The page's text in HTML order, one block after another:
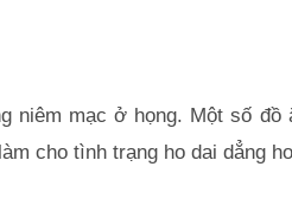
niêm mạc ở họng. Một số đồ
cho tình trạng ho dai dẳng